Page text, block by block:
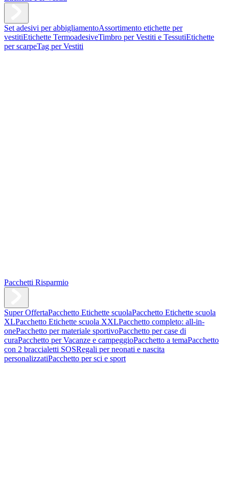
Set adesivi per abbigliamentoAssortimento etichette per
vestitiEtichette TermoadesiveTimbro per Vestiti e TessutiEtichette
per scarpeTag per Vestiti
Pacchetti Risparmio
Super OffertaPacchetto Etichette scuolaPacchetto Etichette scuola
XLPacchetto Etichette scuola XXLPacchetto completo: all-in-
onePacchetto per materiale sportivoPacchetto per case di
curaPacchetto per Vacanze e campeggioPacchetto a temaPacchetto
con 2 braccialetti SOSRegali per neonati e nascita
personalizzatiPacchetto per sci e sport